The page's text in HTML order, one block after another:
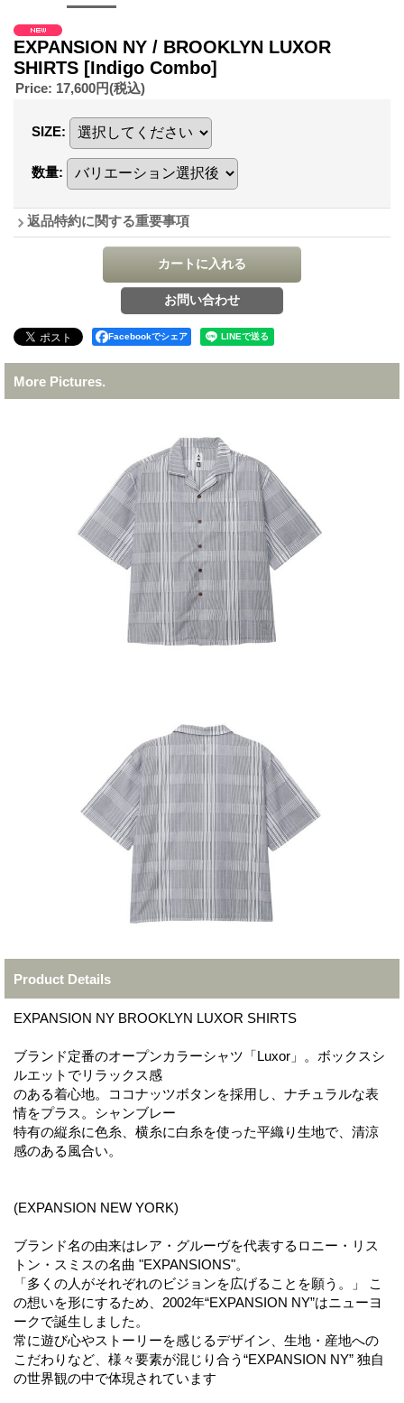
EXPANSION NY / BROOKLYN LUXOR
SHIRTS [Indigo Combo]
Price: 17,600円(税込)
SIZE:
数量:
返品特約に関する重要事項
Facebookでシェア
More Pictures.
Product Details
EXPANSION NY BROOKLYN LUXOR SHIRTS
ブランド定番のオープンカラーシャツ「Luxor」。ボックスシ
ルエットでリラックス感
のある着心地。ココナッツボタンを採用し、ナチュラルな表
情をプラス。シャンブレー
特有の縦糸に色糸、横糸に白糸を使った平織り生地で、清涼
感のある風合い。
(EXPANSION NEW YORK)
ブランド名の由来はレア・グルーヴを代表するロニー・リス
トン・スミスの名曲 "EXPANSIONS"。
「多くの人がそれぞれのビジョンを広げることを願う。」 こ
の想いを形にするため、2002年“EXPANSION NY”はニューヨ
ークで誕生しました。
常に遊び心やストーリーを感じるデザイン、生地・産地への
こだわりなど、様々要素が混じり合う“EXPANSION NY” 独自
の世界観の中で体現されています